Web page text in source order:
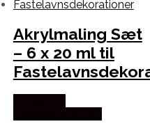
Akrylmaling Sæt
– 6 x 20 ml til